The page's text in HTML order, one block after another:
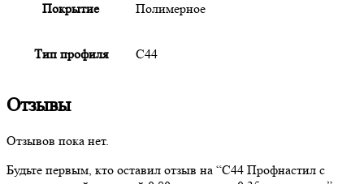
Покрытие Полимерное
Тип профиля С44
Отзывы
Отзывов пока нет.
Будьте первым, кто оставил отзыв на “С44 Профнастил с